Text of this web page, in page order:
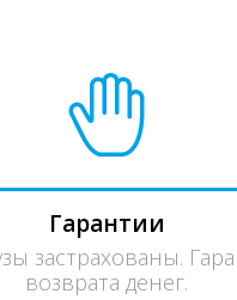
Гарантии
застрахованы.
возврата денег.